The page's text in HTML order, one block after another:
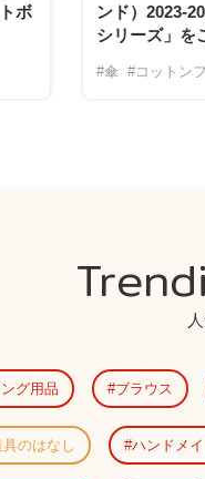
ボ
ンド）2023-
シリーズ」を
#傘 #コットン
グ用品 ブラウス
具のはなし ハンドメ